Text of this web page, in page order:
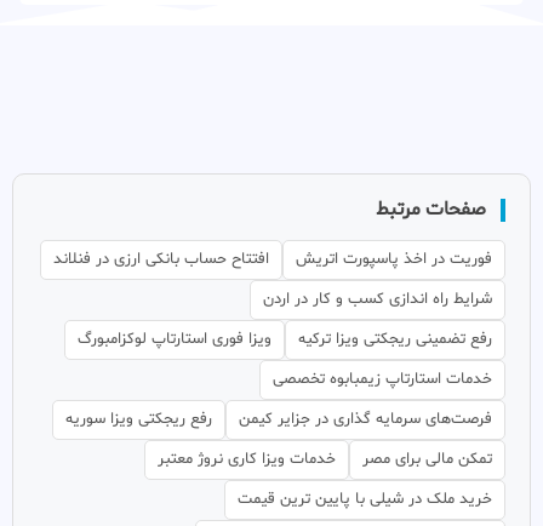
صفحات مرتبط
فوریت در اخذ پاسپورت اتریش
افتتاح حساب بانکی ارزی در فنلاند
شرایط راه اندازی کسب و کار در اردن
رفع تضمینی ریجکتی ویزا ترکیه
ویزا فوری استارتاپ لوکزامبورگ
خدمات استارتاپ زیمبابوه تخصصی
فرصت‌های سرمایه گذاری در جزایر کیمن
رفع ریجکتی ویزا سوریه
تمکن مالی برای مصر
خدمات ویزا کاری نروژ معتبر
خرید ملک در شیلی با پایین ترین قیمت